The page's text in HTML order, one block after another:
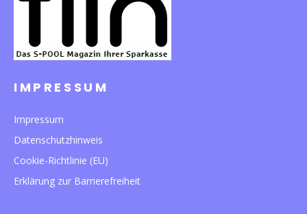
IMPRESSUM
Impressum
Datenschutzhinweis
Cookie-Richtlinie (EU)
Erklärung zur Barrierefreiheit